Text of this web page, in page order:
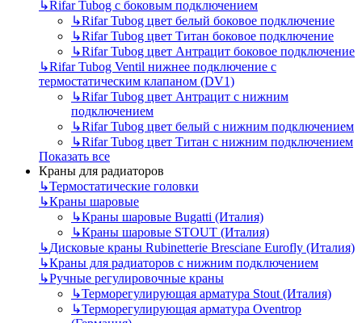
↳Rifar Tubog с боковым подключением
↳Rifar Tubog цвет белый боковое подключение
↳Rifar Tubog цвет Титан боковое подключение
↳Rifar Tubog цвет Антрацит боковое подключение
↳Rifar Tubog Ventil нижнее подключение с
термостатическим клапаном (DV1)
↳Rifar Tubog цвет Антрацит с нижним
подключением
↳Rifar Tubog цвет белый с нижним подключением
↳Rifar Tubog цвет Титан с нижним подключением
Показать все
Краны для радиаторов
↳Термостатические головки
↳Краны шаровые
↳Краны шаровые Bugatti (Италия)
↳Краны шаровые STOUT (Италия)
↳Дисковые краны Rubinetterie Bresciane Eurofly (Италия)
↳Краны для радиаторов с нижним подключением
↳Ручные регулировочные краны
↳Терморегулирующая арматура Stout (Италия)
↳Терморегулирующая арматура Oventrop